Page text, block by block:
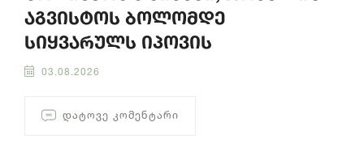
აგვისტოს ბოლომდე
სიყვარულს იპოვის
03.08.2026
ᲓᲐᲢᲝᲕᲔ ᲙᲝᲛᲔᲜᲢᲐᲠᲘ